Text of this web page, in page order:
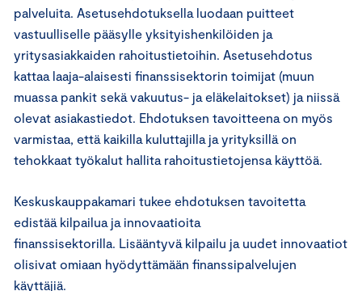
palveluita. Asetusehdotuksella luodaan puitteet
vastuulliselle pääsylle yksityishenkilöiden ja
yritysasiakkaiden rahoitustietoihin. Asetusehdotus
kattaa laaja-alaisesti finanssisektorin toimijat (muun
muassa pankit sekä vakuutus- ja eläkelaitokset) ja niissä
olevat asiakastiedot. Ehdotuksen tavoitteena on myös
varmistaa, että kaikilla kuluttajilla ja yrityksillä on
tehokkaat työkalut hallita rahoitustietojensa käyttöä.
Keskuskauppakamari tukee ehdotuksen tavoitetta
edistää kilpailua ja innovaatioita
finanssisektorilla. Lisääntyvä kilpailu ja uudet innovaatiot
olisivat omiaan hyödyttämään finanssipalvelujen
käyttäjiä.